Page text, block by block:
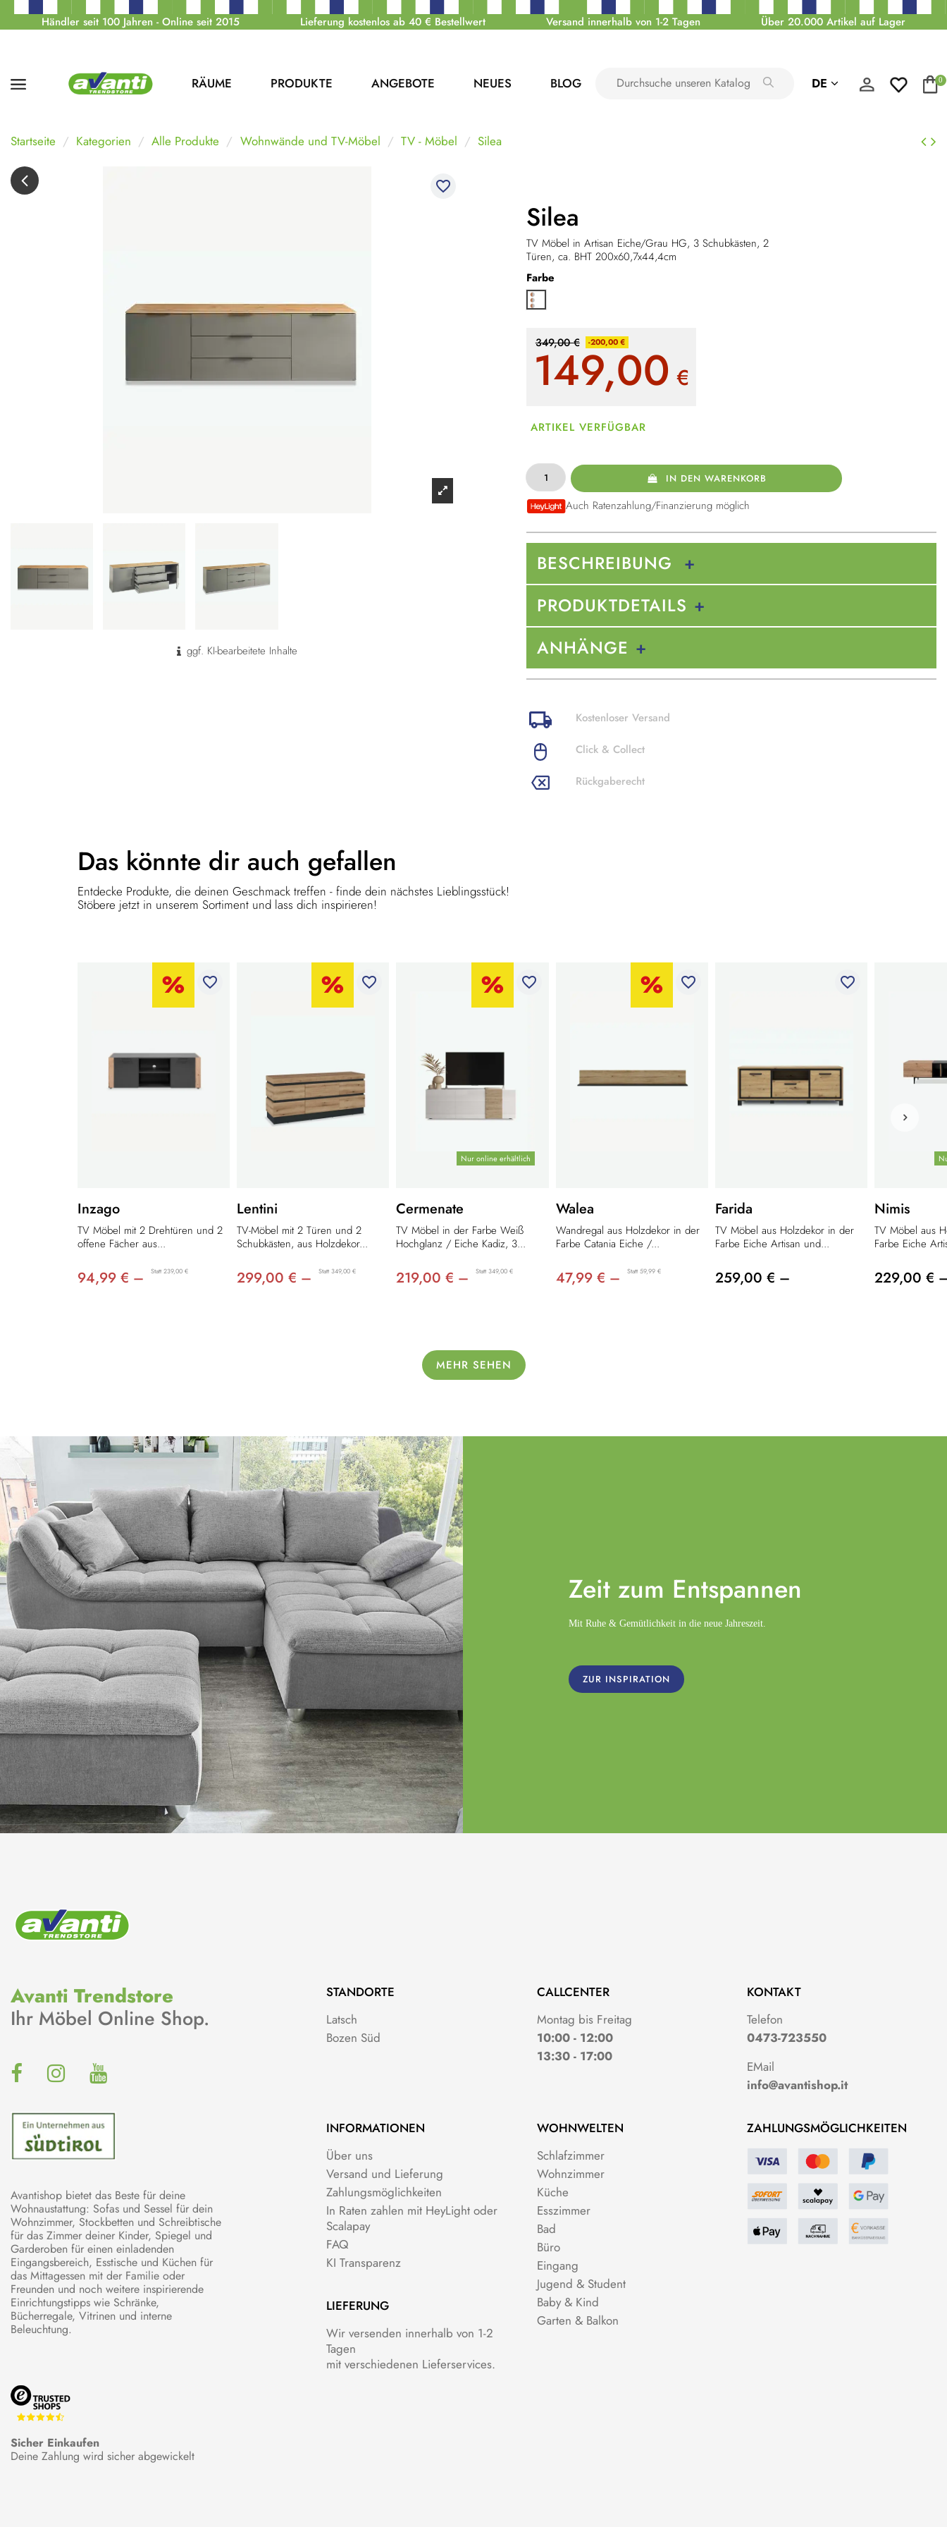
Händler seit 100 Jahren - Online seit 2015 Lieferung kostenlos ab 40 € Bestellwert Versand innerhalb von 1-2 Tagen Über 20.000 Artikel auf Lager
RÄUME PRODUKTE ANGEBOTE NEUES BLOG DE 0
Startseite Kategorien Alle Produkte Wohnwände und TV-Möbel TV - Möbel Silea
favorite_border
ggf. KI-bearbeitete Inhalte
Silea
TV Möbel in Artisan Eiche/Grau HG, 3 Schubkästen, 2
Türen, ca. BHT 200x60,7x44,4cm
Farbe
349,00 € -200,00 €
149,00 €
ARTIKEL VERFÜGBAR
IN DEN WARENKORB
Auch Ratenzahlung/Finanzierung möglich
BESCHREIBUNG
PRODUKTDETAILS
ANHÄNGE
Kostenloser Versand
Click & Collect
Rückgaberecht
Das könnte dir auch gefallen
Entdecke Produkte, die deinen Geschmack treffen - finde dein nächstes Lieblingsstück!
Stöbere jetzt in unserem Sortiment und lass dich inspirieren!
favorite_border
Inzago
TV Möbel mit 2 Drehtüren und 2
offene Fächer aus...
94,99 € – Statt 239,00 €
favorite_border
Lentini
TV-Möbel mit 2 Türen und 2
Schubkästen, aus Holzdekor...
299,00 € – Statt 349,00 €
Nur online erhältlich
favorite_border
Cermenate
TV Möbel in der Farbe Weiß
Hochglanz / Eiche Kadiz, 3...
219,00 € – Statt 349,00 €
favorite_border
Walea
Wandregal aus Holzdekor in der
Farbe Catania Eiche /...
47,99 € – Statt 59,99 €
favorite_border
Farida
TV Möbel aus Holzdekor in der
Farbe Eiche Artisan und...
259,00 € –
Nimis
TV Möbel aus
Farbe Eiche
229,00 €
MEHR SEHEN
Zeit zum Entspannen
Mit Ruhe & Gemütlichkeit in die neue Jahreszeit.
ZUR INSPIRATION
Avanti Trendstore
Ihr Möbel Online Shop.
Avantishop bietet das Beste für deine
Wohnaustattung: Sofas und Sessel für dein
Wohnzimmer, Stockbetten und Schreibtische
für das Zimmer deiner Kinder, Spiegel und
Garderoben für einen einladenden
Eingangsbereich, Esstische und Küchen für
das Mittagessen mit der Familie oder
Freunden und noch weitere inspirierende
Einrichtungstipps wie Schränke,
Bücherregale, Vitrinen und interne
Beleuchtung.
Sicher Einkaufen
Deine Zahlung wird sicher abgewickelt
STANDORTE
Latsch
Bozen Süd
CALLCENTER
Montag bis Freitag
10:00 - 12:00
13:30 - 17:00
KONTAKT
Telefon
0473-723550
EMail
info@avantishop.it
INFORMATIONEN
Über uns
Versand und Lieferung
Zahlungsmöglichkeiten
In Raten zahlen mit HeyLight oder
Scalapay
FAQ
KI Transparenz
LIEFERUNG
Wir versenden innerhalb von 1-2
Tagen
mit verschiedenen Lieferservices.
WOHNWELTEN
Schlafzimmer
Wohnzimmer
Küche
Esszimmer
Bad
Büro
Eingang
Jugend & Student
Baby & Kind
Garten & Balkon
ZAHLUNGSMÖGLICHKEITEN